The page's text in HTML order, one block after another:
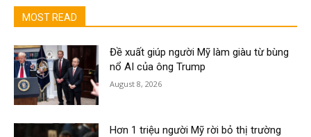
MOST READ
Đề xuất giúp người Mỹ làm giàu từ bùng
nổ AI của ông Trump
August 8, 2026
Hơn 1 triệu người Mỹ rời bỏ thị trường